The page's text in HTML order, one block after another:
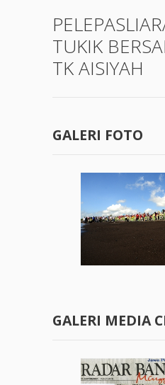
TUKIK
TK AISIYAH
GALERI FOTO
GALERI MEDIA